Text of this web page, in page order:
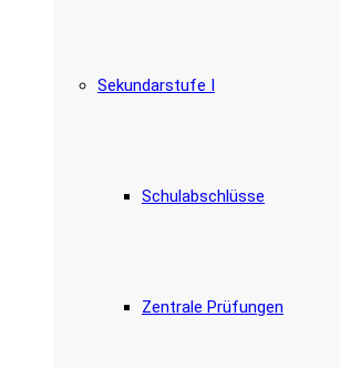
Sekundarstufe I
Schulabschlüsse
Zentrale Prüfungen